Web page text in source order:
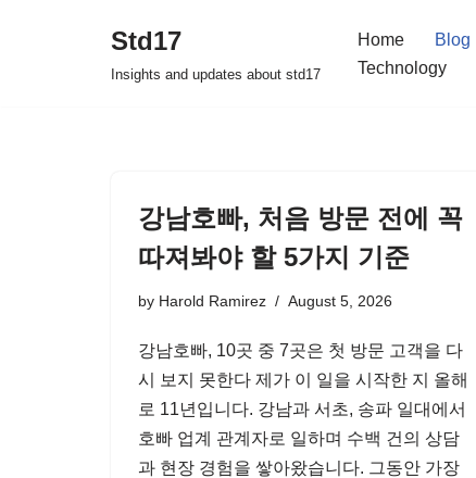
Std17
Insights and updates about std17
Home Blog
Technology
강남호빠, 처음 방문 전에 꼭
따져봐야 할 5가지 기준
by Harold Ramirez August 5, 2026
강남호빠, 10곳 중 7곳은 첫 방문 고객을 다
시 보지 못한다 제가 이 일을 시작한 지 올해
로 11년입니다. 강남과 서초, 송파 일대에서
호빠 업계 관계자로 일하며 수백 건의 상담
과 현장 경험을 쌓아왔습니다. 그동안 가장